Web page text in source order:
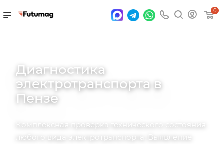
0
Диагностика
электротранспорта в
Пензе
Комплексная проверка технического состояния
любого вида электротранспорта. Выявление